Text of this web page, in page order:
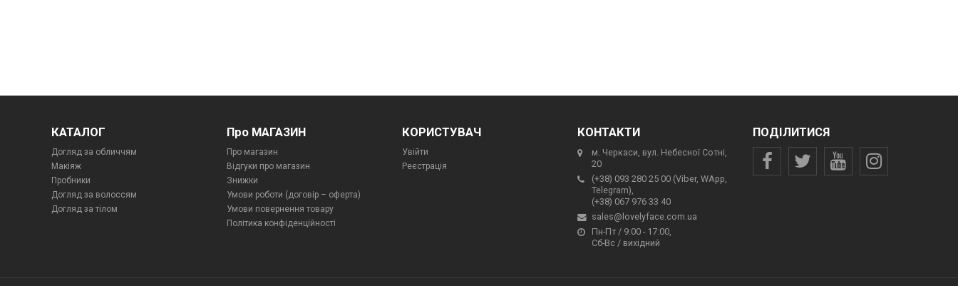
КАТАЛОГ
Догляд за обличчям
Макіяж
Пробники
Догляд за волоссям
Догляд за тілом
Про МАГАЗИН
Про магазин
Відгуки про магазин
Знижки
Умови роботи (договір – оферта)
Умови повернення товару
Політика конфіденційності
КОРИСТУВАЧ
Увійти
Реєстрація
КОНТАКТИ
м. Черкаси, вул. Небесної Сотні,
20
(+38) 093 280 25 00 (Viber, WApp,
Telegram),
(+38) 067 976 33 40
sales@lovelyface.com.ua
Пн-Пт / 9:00 - 17:00,
Сб-Вс / вихідний
ПОДІЛИТИСЯ